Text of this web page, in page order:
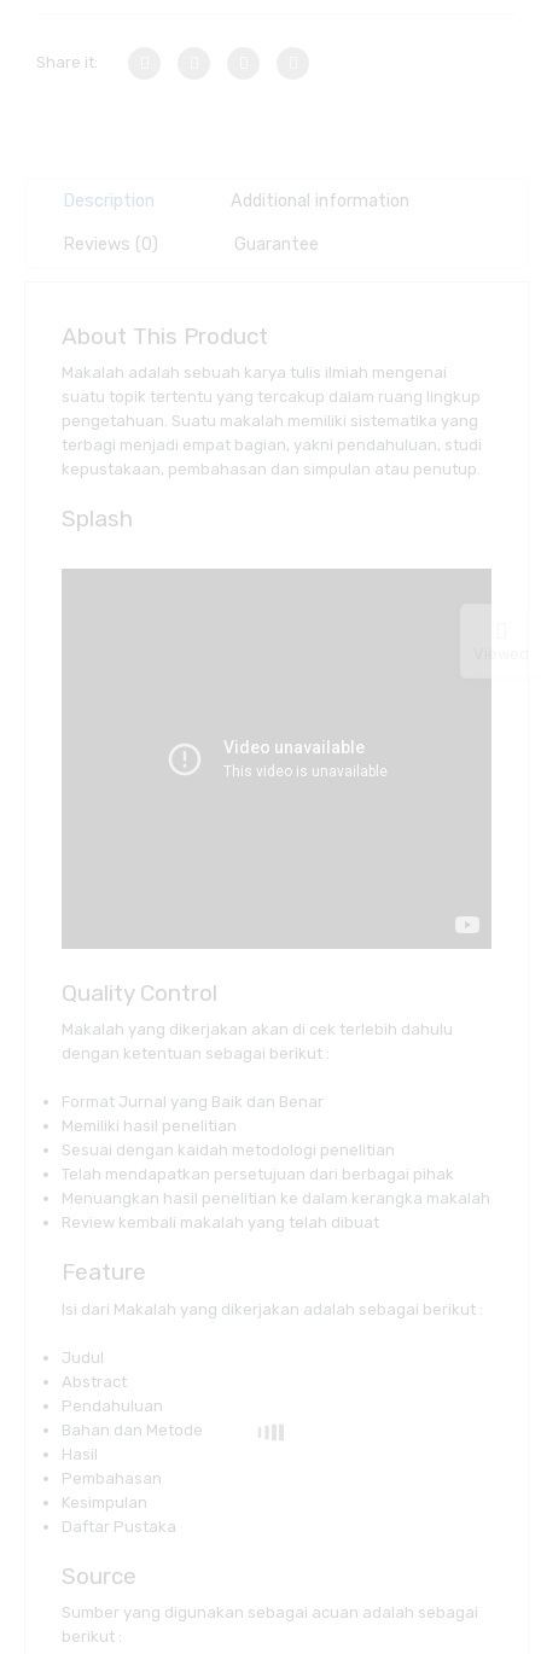
Share it:
Description Additional information
Reviews (0) Guarantee
About This Product
Makalah adalah sebuah karya tulis ilmiah mengenai
suatu topik tertentu yang tercakup dalam ruang lingkup
pengetahuan. Suatu makalah memiliki sistematika yang
terbagi menjadi empat bagian, yakni pendahuluan, studi
kepustakaan, pembahasan dan simpulan atau penutup.
Splash
Quality Control
Makalah yang dikerjakan akan di cek terlebih dahulu
dengan ketentuan sebagai berikut :
Format Jurnal yang Baik dan Benar
Memiliki hasil penelitian
Sesuai dengan kaidah metodologi penelitian
Telah mendapatkan persetujuan dari berbagai pihak
Menuangkan hasil penelitian ke dalam kerangka makalah
Review kembali makalah yang telah dibuat
Feature
Isi dari Makalah yang dikerjakan adalah sebagai berikut :
Judul
Abstract
Pendahuluan
Bahan dan Metode
Hasil
Pembahasan
Kesimpulan
Daftar Pustaka
Source
Sumber yang digunakan sebagai acuan adalah sebagai
berikut :